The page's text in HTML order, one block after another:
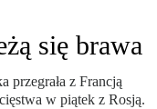
się brawa
przegrała z Francją
w piątek z Rosją.